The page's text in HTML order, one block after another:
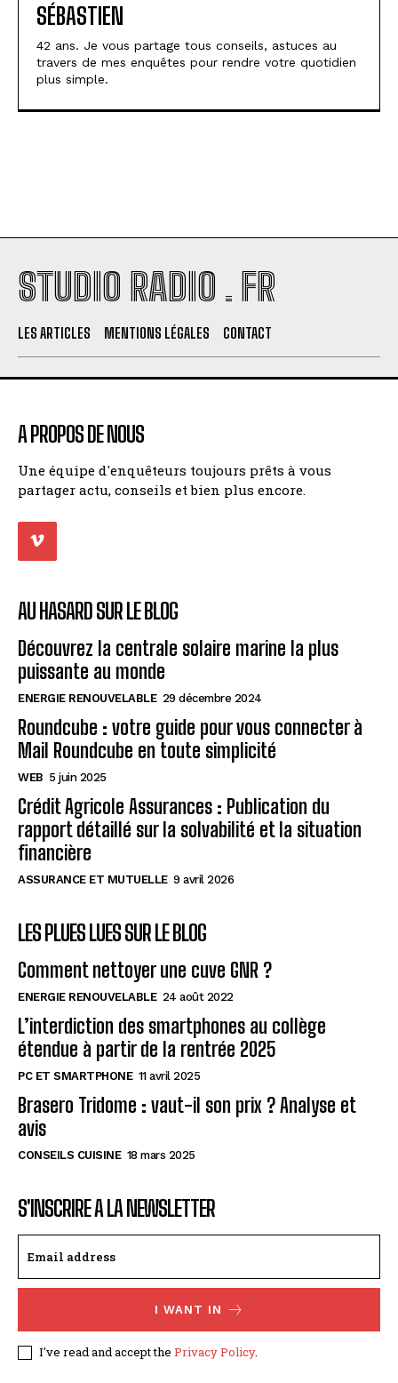
SÉBASTIEN
42 ans. Je vous partage tous conseils, astuces au
travers de mes enquêtes pour rendre votre quotidien
plus simple.
STUDIO RADIO . FR
LES ARTICLES MENTIONS LÉGALES CONTACT
A PROPOS DE NOUS
Une équipe d'enquêteurs toujours prêts à vous
partager actu, conseils et bien plus encore.
AU HASARD SUR LE BLOG
Découvrez la centrale solaire marine la plus
puissante au monde
ENERGIE RENOUVELABLE 29 décembre 2024
Roundcube : votre guide pour vous connecter à
Mail Roundcube en toute simplicité
WEB 5 juin 2025
Crédit Agricole Assurances : Publication du
rapport détaillé sur la solvabilité et la situation
financière
ASSURANCE ET MUTUELLE 9 avril 2026
LES PLUES LUES SUR LE BLOG
Comment nettoyer une cuve GNR ?
ENERGIE RENOUVELABLE 24 août 2022
L’interdiction des smartphones au collège
étendue à partir de la rentrée 2025
PC ET SMARTPHONE 11 avril 2025
Brasero Tridome : vaut-il son prix ? Analyse et
avis
CONSEILS CUISINE 18 mars 2025
S'INSCRIRE A LA NEWSLETTER
I WANT IN
I've read and accept the Privacy Policy.